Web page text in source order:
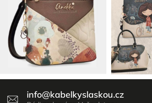
info@kabelkyslaskou.cz